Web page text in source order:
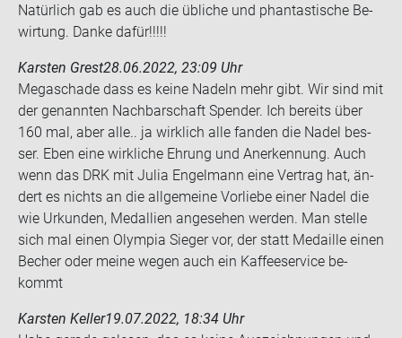
Na­tür­lich gab es auch die üb­li­che und phan­tas­ti­sche Be­
wir­tung. Danke dafür!!!!!
Karsten Grest28.06.2022, 23:09 Uhr
Me­ga­scha­de dass es keine Na­deln mehr gibt. Wir sind mit
der ge­nann­ten Nach­bar­schaft Spen­der. Ich be­reits über
160 mal, aber alle.. ja wirk­lich alle fan­den die Nadel bes­
ser. Eben eine wirk­li­che Eh­rung und An­er­ken­nung. Auch
wenn das DRK mit Julia En­gel­mann eine Ver­trag hat, än­
dert es nichts an die all­ge­mei­ne Vor­lie­be einer Nadel die
wie Ur­kun­den, Medal­li­en an­ge­se­hen wer­den. Man stel­le
sich mal einen Olym­pia Sie­ger vor, der statt Me­dail­le einen
Be­cher oder meine wegen auch ein Kaf­fee­ser­vice be­
kommt
Karsten Keller19.07.2022, 18:34 Uhr